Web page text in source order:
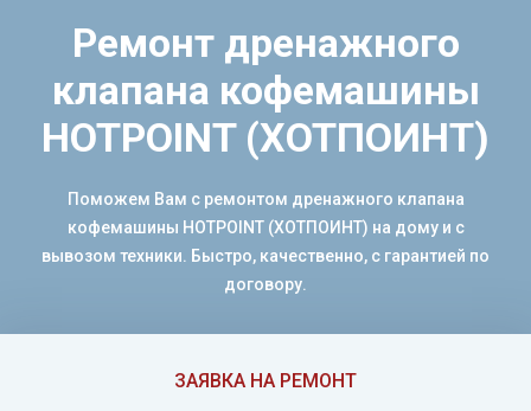
ЗАЯВКА НА РЕМОНТ
Ремонт дренажного
клапана кофемашины
HOTPOINT (ХОТПОИНТ)
Поможем Вам с ремонтом дренажного клапана
кофемашины HOTPOINT (ХОТПОИНТ) на дому и с
вывозом техники. Быстро, качественно, с гарантией по
договору.